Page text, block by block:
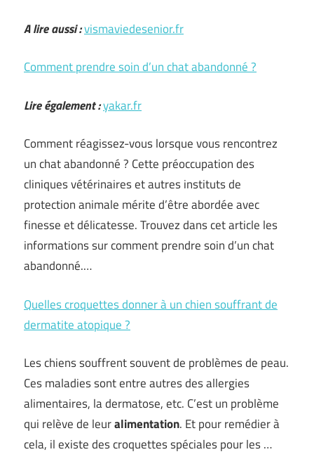
A lire aussi :vismaviedesenior.fr
Comment prendre soin d’un chat abandonné ?
Lire également :yakar.fr
Comment réagissez-vous lorsque vous rencontrez
un chat abandonné ? Cette préoccupation des
cliniques vétérinaires et autres instituts de
protection animale mérite d’être abordée avec
finesse et délicatesse. Trouvez dans cet article les
informations sur comment prendre soin d’un chat
abandonné.…
Quelles croquettes donner à un chien souffrant de
dermatite atopique ?
Les chiens souffrent souvent de problèmes de peau.
Ces maladies sont entre autres des allergies
alimentaires, la dermatose, etc. C’est un problème
qui relève de leuralimentation. Et pour remédier à
cela, il existe des croquettes spéciales pour les …